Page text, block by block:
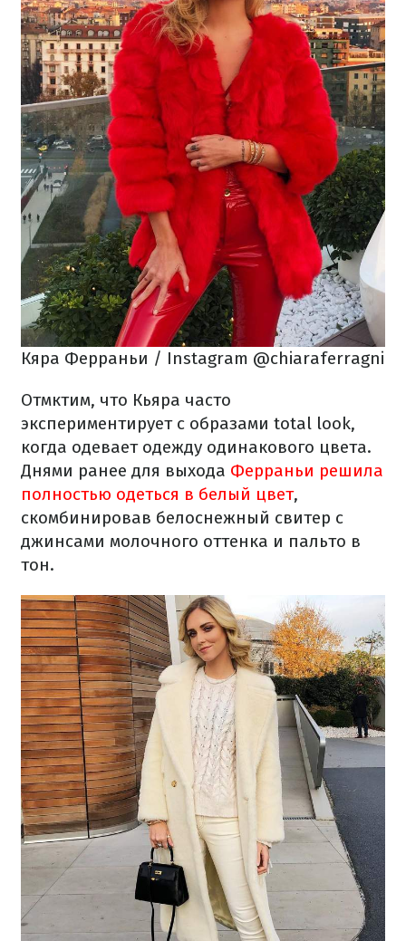
Кяра Ферраньи / Instagram @chiaraferragni
Отмктим, что Кьяра часто
экспериментирует с образами total look,
когда одевает одежду одинакового цвета.
Днями ранее для выхода Ферраньи решила
полностью одеться в белый цвет,
скомбинировав белоснежный свитер с
джинсами молочного оттенка и пальто в
тон.